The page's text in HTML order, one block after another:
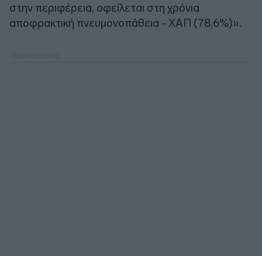
στην περιφέρεια, οφείλεται στη χρόνια
αποφρακτική πνευμονοπάθεια - ΧΑΠ (78,6%)».